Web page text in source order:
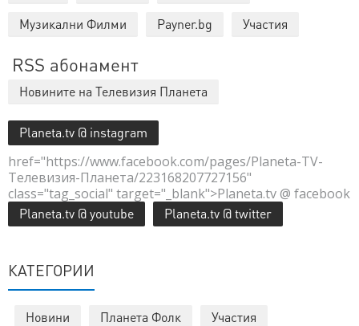
Музикални Филми
Payner.bg Участия
RSS абонамент
Новините на Телевизия Планета
Planeta.tv @ instagram
href="https://www.facebook.com/pages/Planeta-TV-
Телевизия-Планета/223168207727156"
class="tag_social" target="_blank">Planeta.tv @ facebook
Planeta.tv @ youtube Planeta.tv @ twitter
КАТЕГОРИИ
Новини Планета Фолк
Участия